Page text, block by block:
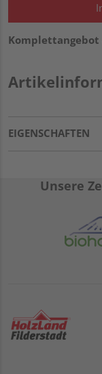
Komplettangebot
EIGENSCHAFTEN
Unsere